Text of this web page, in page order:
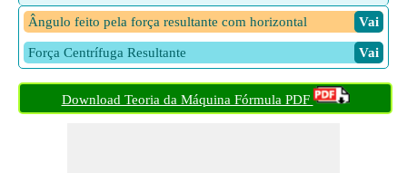
Ângulo feito pela força resultante com horizontal ​ Vai
Força Centrífuga Resultante ​ Vai
Download Teoria da Máquina Fórmula PDF